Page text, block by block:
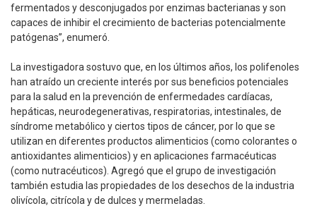
fermentados y desconjugados por enzimas bacterianas y son
capaces de inhibir el crecimiento de bacterias potencialmente
patógenas”, enumeró.
La investigadora sostuvo que, en los últimos años, los polifenoles
han atraído un creciente interés por sus beneficios potenciales
para la salud en la prevención de enfermedades cardíacas,
hepáticas, neurodegenerativas, respiratorias, intestinales, de
síndrome metabólico y ciertos tipos de cáncer, por lo que se
utilizan en diferentes productos alimenticios (como colorantes o
antioxidantes alimenticios) y en aplicaciones farmacéuticas
(como nutracéuticos). Agregó que el grupo de investigación
también estudia las propiedades de los desechos de la industria
olivícola, citrícola y de dulces y mermeladas.